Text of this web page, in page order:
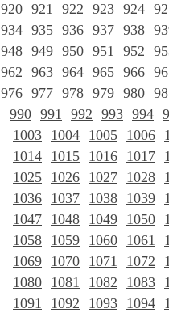
920 921 922 923 924
934 935 936 937 938
948 949 950 951 952
962 963 964 965 966
976 977 978 979 980
990 991 992 993 994
1003 1004 1005 1006
1014 1015 1016 1017
1025 1026 1027 1028
1036 1037 1038 1039
1047 1048 1049 1050
1058 1059 1060 1061
1069 1070 1071 1072
1080 1081 1082 1083
1091
1092 1093 1094